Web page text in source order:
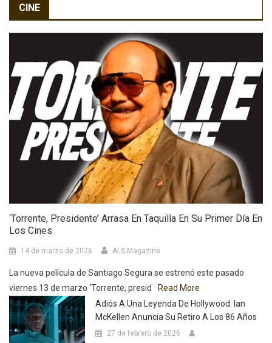
CINE
‘Torrente, Presidente’ Arrasa En Taquilla En Su Primer Día En
Los Cines
14 de marzo de 2026 ALS Magazine
La nueva película de Santiago Segura se estrenó este pasado
viernes 13 de marzo ‘Torrente, presid
Read More
Adiós A Una Leyenda De Hollywood: Ian
McKellen Anuncia Su Retiro A Los 86 Años
27 de febrero de 2026